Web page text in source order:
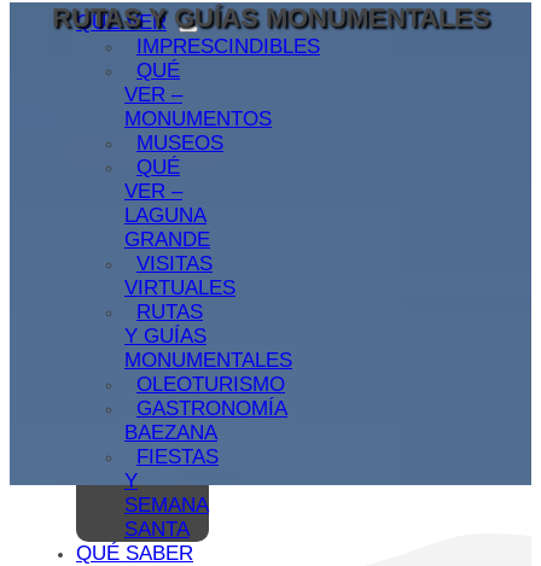
QUÉ VER
IMPRESCINDIBLES
QUÉ
VER –
MONUMENTOS
MUSEOS
QUÉ
VER –
LAGUNA
GRANDE
VISITAS
VIRTUALES
RUTAS
Y GUÍAS
MONUMENTALES
OLEOTURISMO
GASTRONOMÍA
BAEZANA
FIESTAS
Y
SEMANA
SANTA
QUÉ SABER
RUTAS Y GUÍAS MONUMENTALES